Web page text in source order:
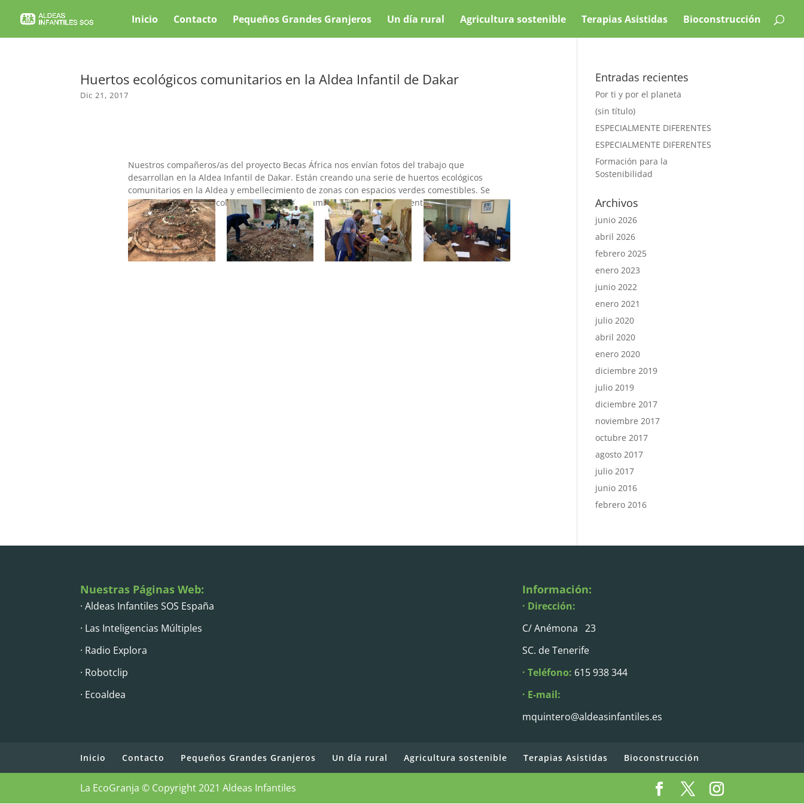
Inicio Contacto Pequeños Grandes Granjeros Un día rural Agricultura sostenible Terapias Asistidas Bioconstrucción
Huertos ecológicos comunitarios en la Aldea Infantil de Dakar
Dic 21, 2017
Nuestros compañeros/as del proyecto Becas África nos envían fotos del trabajo que
desarrollan en la Aldea Infantil de Dakar. Están creando una serie de huertos ecológicos
comunitarios en la Aldea y embellecimiento de zonas con espacios verdes comestibles. Se
utiliza la agricultura ecológica y la educación ambiental como herramientas en la acción social.
Entradas recientes
Por ti y por el planeta
(sin título)
ESPECIALMENTE DIFERENTES
ESPECIALMENTE DIFERENTES
Formación para la
Sostenibilidad
Archivos
junio 2026
abril 2026
febrero 2025
enero 2023
junio 2022
enero 2021
julio 2020
abril 2020
enero 2020
diciembre 2019
julio 2019
diciembre 2017
noviembre 2017
octubre 2017
agosto 2017
julio 2017
junio 2016
febrero 2016
Nuestras Páginas Web:
· Aldeas Infantiles SOS España
· Las Inteligencias Múltiples
· Radio Explora
· Robotclip
· Ecoaldea
Información:
· Dirección:
C/ Anémona 23
SC. de Tenerife
· Teléfono: 615 938 344
· E-mail:
mquintero@aldeasinfantiles.es
Inicio Contacto Pequeños Grandes Granjeros Un día rural Agricultura sostenible Terapias Asistidas Bioconstrucción
La EcoGranja © Copyright 2021 Aldeas Infantiles